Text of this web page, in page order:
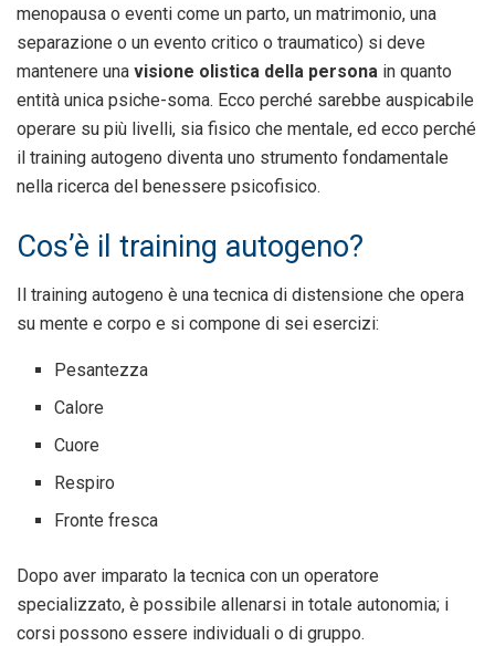
menopausa o eventi come un parto, un matrimonio, una
separazione o un evento critico o traumatico) si deve
mantenere una visione olistica della persona in quanto
entità unica psiche-soma. Ecco perché sarebbe auspicabile
operare su più livelli, sia fisico che mentale, ed ecco perché
il training autogeno diventa uno strumento fondamentale
nella ricerca del benessere psicofisico.
Cos’è il training autogeno?
Il training autogeno è una tecnica di distensione che opera
su mente e corpo e si compone di sei esercizi:
Pesantezza
Calore
Cuore
Respiro
Fronte fresca
Dopo aver imparato la tecnica con un operatore
specializzato, è possibile allenarsi in totale autonomia; i
corsi possono essere individuali o di gruppo.